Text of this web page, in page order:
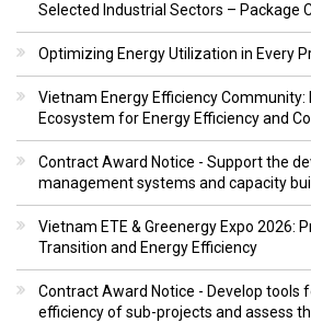
Selected Industrial Sectors – Package
Optimizing Energy Utilization in Every
Vietnam Energy Efficiency Community:
Ecosystem for Energy Efficiency and
Contract Award Notice - Support the
management systems and capacity
Vietnam ETE & Greenergy Expo 2026:
Transition and Energy Efficiency
Contract Award Notice - Develop tools
efficiency of sub-projects and assess